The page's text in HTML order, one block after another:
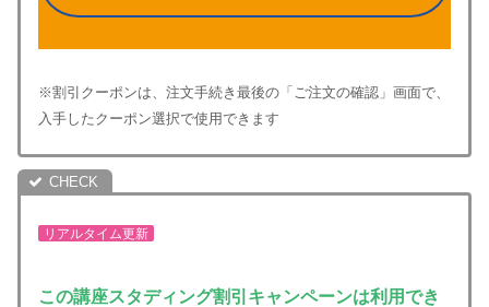
※割引クーポンは、注文手続き最後の「ご注文の確認」画面で、
入手したクーポン選択で使用できます
リアルタイム更新
この講座スタディング割引キャンペーンは利用でき